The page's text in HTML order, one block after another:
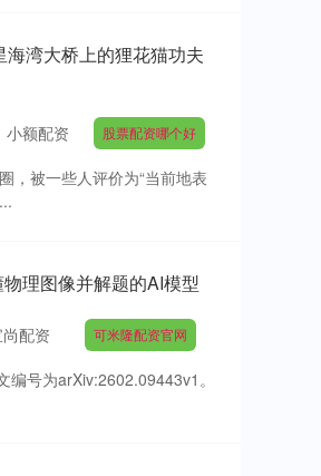
湾大桥上的狸花猫功夫
小额配资 股票配资哪个好
，被一些人评价为“当前地表
理图像并解题的AI模型
配资 可米隆配资官网
号为arXiv:2602.09443v1。